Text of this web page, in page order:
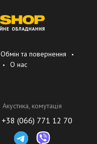
Обмін та повернення
О нас
Акустика, комутація
+38 (066) 771 12 70